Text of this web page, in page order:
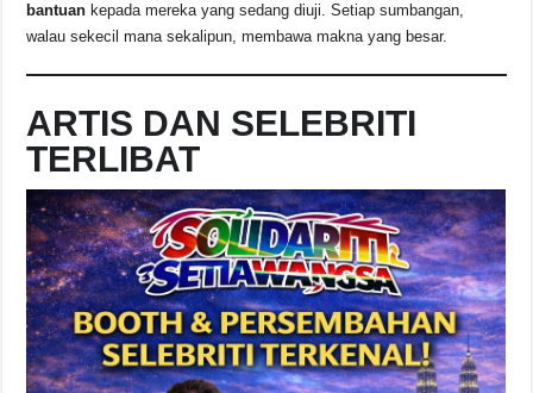
bantuan kepada mereka yang sedang diuji. Setiap sumbangan,
walau sekecil mana sekalipun, membawa makna yang besar.
ARTIS DAN SELEBRITI
TERLIBAT